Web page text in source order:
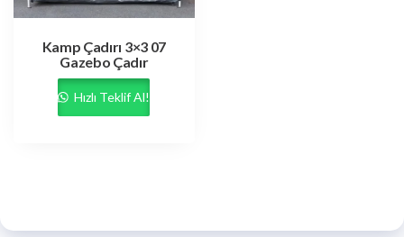
Kamp Çadırı 3×3 07
Gazebo Çadır
Hızlı Teklif Al!